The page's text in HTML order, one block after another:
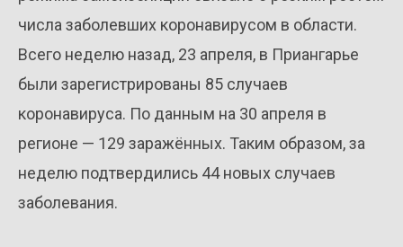
числа заболевших коронавирусом в области.
Всего неделю назад, 23 апреля, в Приангарье
были зарегистрированы 85 случаев
коронавируса. По данным на 30 апреля в
регионе — 129 заражённых. Таким образом, за
неделю подтвердились 44 новых случаев
заболевания.